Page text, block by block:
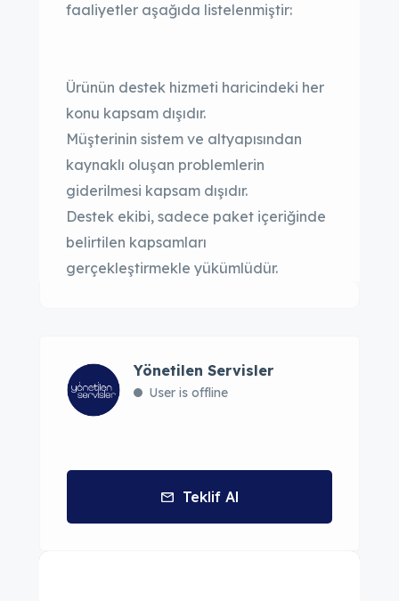
faaliyetler aşağıda listelenmiştir:
Ürünün destek hizmeti haricindeki her
konu kapsam dışıdır.
Müşterinin sistem ve altyapısından
kaynaklı oluşan problemlerin
giderilmesi kapsam dışıdır.
Destek ekibi, sadece paket içeriğinde
belirtilen kapsamları
gerçekleştirmekle yükümlüdür.
Yönetilen Servisler
User is offline
Teklif Al